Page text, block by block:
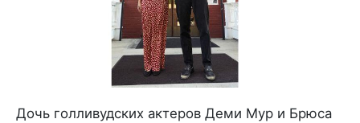
Дочь голливудских актеров Деми Мур и Брюса